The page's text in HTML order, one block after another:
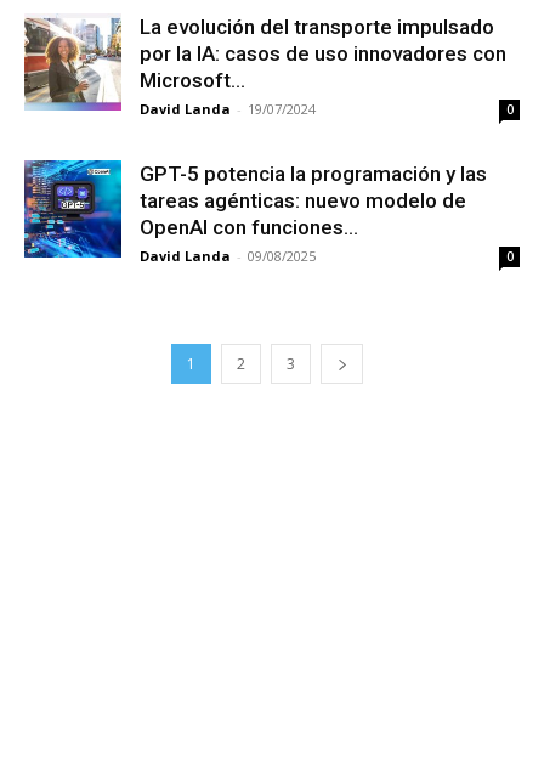
La evolución del transporte impulsado
por la IA: casos de uso innovadores con
Microsoft...
David Landa - 19/07/2024 0
GPT-5 potencia la programación y las
tareas agénticas: nuevo modelo de
OpenAI con funciones...
David Landa - 09/08/2025 0
1 2 3